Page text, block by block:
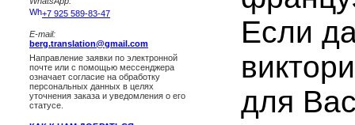
+7 925 589-83-47
E-mail:
berg.translation@gmail.com
Направление заявки по электронной
почте или с помощью мессенджера
означает согласие на обработку
персональных данных в целях
уточнения заказа и уведомления о его
статусе.
Если
для